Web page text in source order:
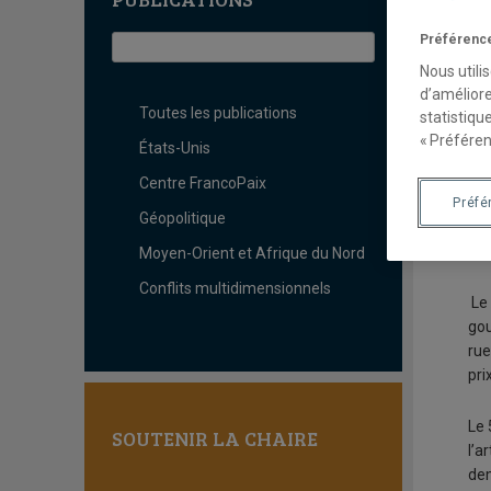
Toutes les publications
États-Unis
Centre FrancoPaix
Géopolitique
Moyen-Orient et Afrique du Nord
Conflits multidimensionnels
SOUTENIR LA CHAIRE
Le
Nous
«